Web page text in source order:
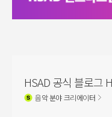
HSAD 공식 블로그
음악분야 크리에이터